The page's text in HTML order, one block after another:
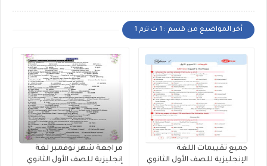
أخر المواضيع من قسم : 1 ث ترم 1
جميع تقييمات اللغة
الإنجليزية للصف الأول الثانوي
مراجعة شهر نوفمبر لغة
إنجليزية للصف الأول الثانوي